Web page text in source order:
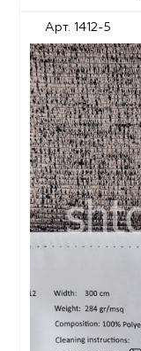
Арт. 1412-5